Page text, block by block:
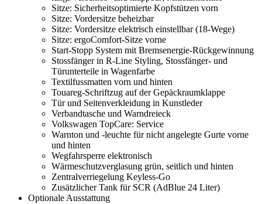
Sitze: Sicherheitsoptimierte Kopfstützen vorn
Sitze: Vordersitze beheizbar
Sitze: Vordersitze elektrisch einstellbar (18-Wege)
Sitze: ergoComfort-Sitze vorne
Start-Stopp System mit Bremsenergie-Rückgewinnung
Stossfänger in R-Line Styling, Stossfänger- und
Türunterteile in Wagenfarbe
Textilfussmatten vorn und hinten
Touareg-Schriftzug auf der Gepäckraumklappe
Tür und Seitenverkleidung in Kunstleder
Verbandtasche und Warndreieck
Volkswagen TopCare: Service
Warnton und -leuchte für nicht angelegte Gurte vorne
und hinten
Wegfahrsperre elektronisch
Wärmeschutzverglasung grün, seitlich und hinten
Zentralverriegelung Keyless-Go
Zusätzlicher Tank für SCR (AdBlue 24 Liter)
Optionale Ausstattung